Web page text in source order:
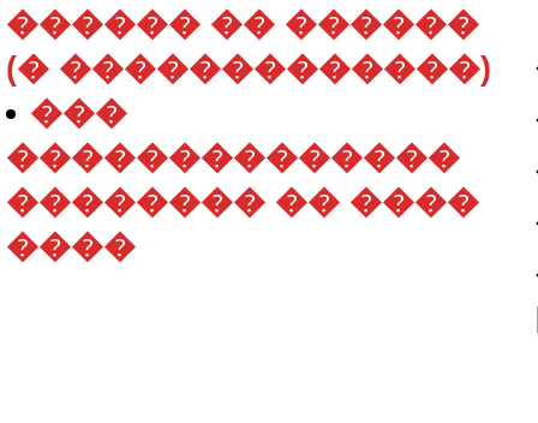
������ �� ������
(� �������������)
���
��������������
�������� �� ����
����